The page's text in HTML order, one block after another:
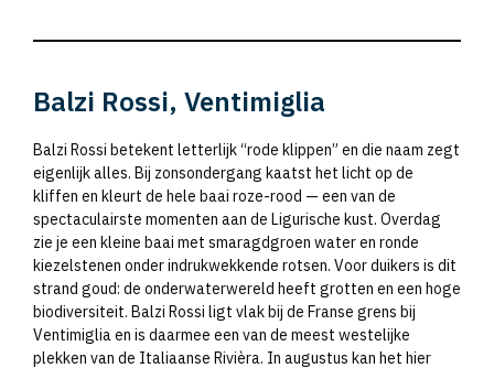
Balzi Rossi, Ventimiglia
Balzi Rossi betekent letterlijk “rode klippen” en die naam zegt
eigenlijk alles. Bij zonsondergang kaatst het licht op de
kliffen en kleurt de hele baai roze-rood — een van de
spectaculairste momenten aan de Ligurische kust. Overdag
zie je een kleine baai met smaragdgroen water en ronde
kiezelstenen onder indrukwekkende rotsen. Voor duikers is dit
strand goud: de onderwaterwereld heeft grotten en een hoge
biodiversiteit. Balzi Rossi ligt vlak bij de Franse grens bij
Ventimiglia en is daarmee een van de meest westelijke
plekken van de Italiaanse Rivièra. In augustus kan het hier